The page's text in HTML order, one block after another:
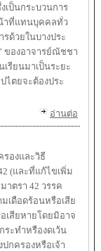
เป็นกระบวนการ
าที่แทนบุคคลทั่ว
รด้วยในบางประ
ของอาจารย์ณัชชา
เรียนมาเป็นระยะ
ไตยจะต้องประ
อ่านต่อ
รองและวิธี
(และที่แก้ไขเพิ่ม
าตรา 42 วรรค
มเดือดร้อนหรือเสีย
เสียหายโดยมิอาจ
ระทำหรืองดเว้น
ปกครองหรือเจ้า